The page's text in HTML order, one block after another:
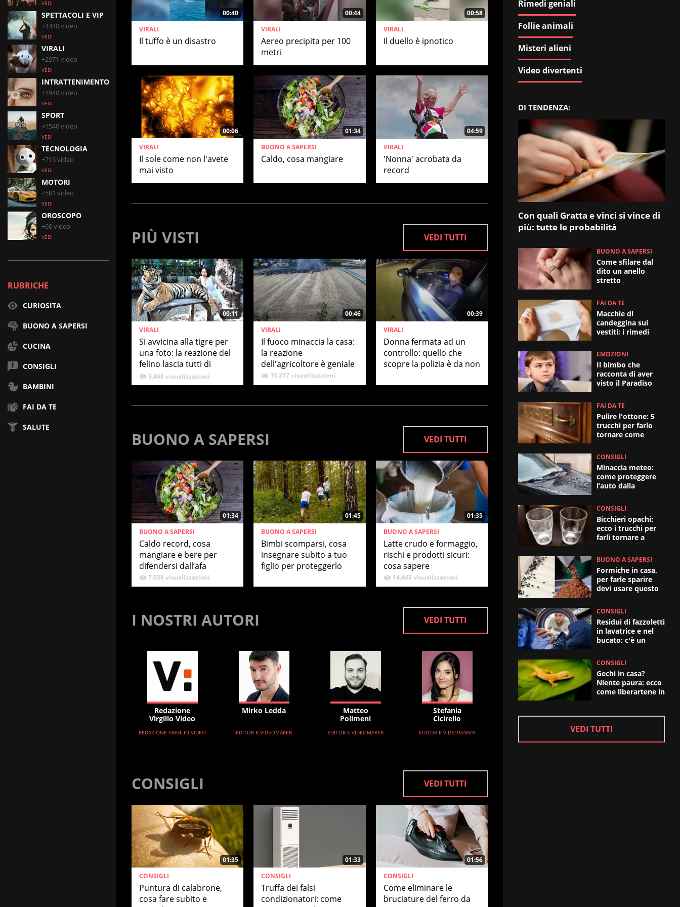
VEDI
SPETTACOLI E VIP
+4440 video
VEDI
VIRALI
+2971 video
VEDI
INTRATTENIMENTO
+1940 video
VEDI
SPORT
+1540 video
VEDI
TECNOLOGIA
+715 video
VEDI
MOTORI
+581 video
VEDI
OROSCOPO
+60 video
VEDI
RUBRICHE
CURIOSITA
BUONO A SAPERSI
CUCINA
CONSIGLI
BAMBINI
FAI DA TE
SALUTE
00:40
VIRALI
Il tuffo è un disastro
00:44
VIRALI
Aereo precipita per 100
metri
00:58
VIRALI
Il duello è ipnotico
00:06
VIRALI
Il sole come non l'avete
mai visto
01:34
BUONO A SAPERSI
Caldo, cosa mangiare
04:59
VIRALI
'Nonna' acrobata da
record
PIÙ VISTI VEDI TUTTI
00:11
VIRALI
Si avvicina alla tigre per
una foto: la reazione del
felino lascia tutti di
stucco
3.468 visualizzazioni
00:46
VIRALI
Il fuoco minaccia la casa:
la reazione
dell'agricoltore è geniale
13.317 visualizzazioni
00:39
VIRALI
Donna fermata ad un
controllo: quello che
scopre la polizia è da non
BUONO A SAPERSI VEDI TUTTI
01:34
BUONO A SAPERSI
Caldo record, cosa
mangiare e bere per
difendersi dall’afa
7.038 visualizzazioni
01:45
BUONO A SAPERSI
Bimbi scomparsi, cosa
insegnare subito a tuo
figlio per proteggerlo
01:35
BUONO A SAPERSI
Latte crudo e formaggio,
rischi e prodotti sicuri:
cosa sapere
14.443 visualizzazioni
I NOSTRI AUTORI VEDI TUTTI
Redazione
Virgilio Video
REDAZIONE VIRGILIO VIDEO
Mirko Ledda
EDITOR E VIDEOMAKER
Matteo
Polimeni
EDITOR E VIDEOMAKER
Stefania
Cicirello
EDITOR E VIDEOMAKER
CONSIGLI VEDI TUTTI
01:35
CONSIGLI
Puntura di calabrone,
cosa fare subito e
01:33
CONSIGLI
Truffa dei falsi
condizionatori: come
01:56
CONSIGLI
Come eliminare le
bruciature del ferro da
Rimedi geniali
Follie animali
Misteri alieni
Video divertenti
DI TENDENZA:
Con quali Gratta e vinci si vince di
più: tutte le probabilità
BUONO A SAPERSI
Come sfilare dal
dito un anello
stretto
FAI DA TE
Macchie di
candeggina sui
vestiti: i rimedi
EMOZIONI
Il bimbo che
racconta di aver
visto il Paradiso
FAI DA TE
Pulire l'ottone: 5
trucchi per farlo
tornare come
CONSIGLI
Minaccia meteo:
come proteggere
l’auto dalla
CONSIGLI
Bicchieri opachi:
ecco i trucchi per
farli tornare a
BUONO A SAPERSI
Formiche in casa,
per farle sparire
devi usare questo
CONSIGLI
Residui di fazzoletti
in lavatrice e nel
bucato: c'è un
CONSIGLI
Gechi in casa?
Niente paura: ecco
come liberartene in
VEDI TUTTI